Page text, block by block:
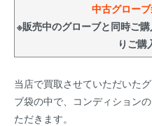
中古グロー
※販売中のグローブと同時ご
りご購
当店で買取させていただいた
ブ袋の中で、コンディション
ただきます。